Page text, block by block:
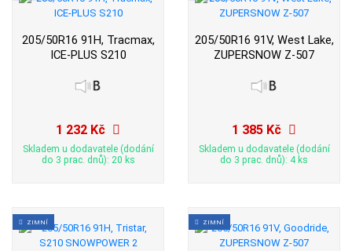
205/50R16 91H, Tracmax,
ICE-PLUS S210
1 232 Kč
Skladem u dodavatele (dodání
do 3 prac. dnů): 20 ks
205/50R16 91V, West Lake,
ZUPERSNOW Z-507
1 385 Kč
Skladem u dodavatele (dodání
do 3 prac. dnů): 4 ks
ZIMNÍ ZIMNÍ